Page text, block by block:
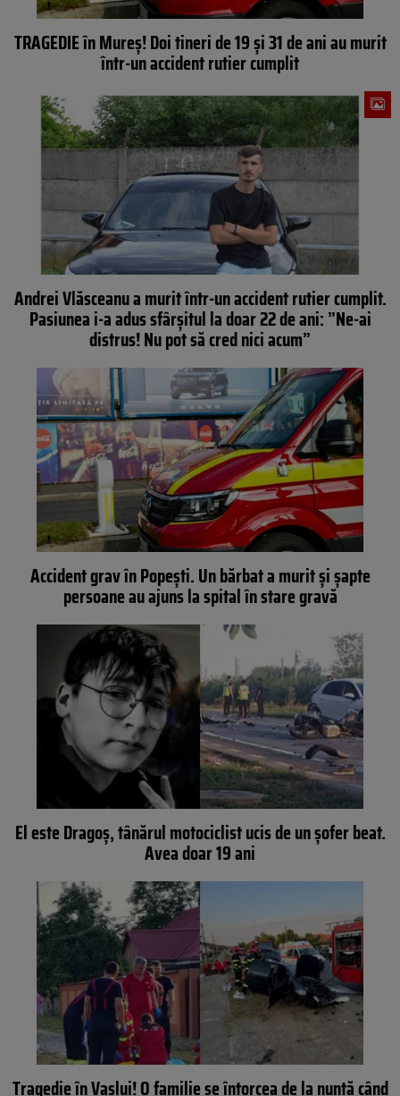
TRAGEDIE în Mureș! Doi tineri de 19 și 31 de ani au murit
într-un accident rutier cumplit
Andrei Vlăsceanu a murit într-un accident rutier cumplit.
Pasiunea i-a adus sfârșitul la doar 22 de ani: ”Ne-ai
distrus! Nu pot să cred nici acum”
Accident grav în Popești. Un bărbat a murit și șapte
persoane au ajuns la spital în stare gravă
El este Dragoș, tânărul motociclist ucis de un șofer beat.
Avea doar 19 ani
Tragedie în Vaslui! O familie se întorcea de la nuntă când